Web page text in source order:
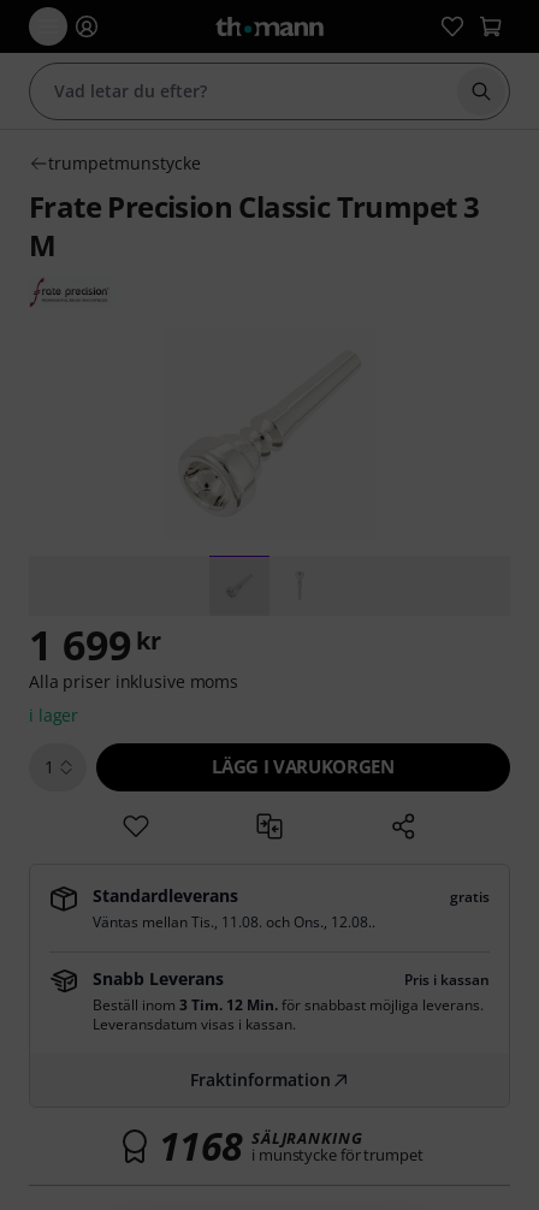
Börja
trumpetmunstycke
Frate Precision Classic Trumpet 3
M
1 699 kr
Alla priser inklusive moms
i lager
1 LÄGG I VARUKORGEN
Standardleverans
gratis
Väntas mellanTis., 11.08. och Ons., 12.08..
Snabb Leverans
Pris i kassan
Beställ inom 3 Tim. 12 Min.för snabbast möjliga leverans.
Leveransdatum visas i kassan.
Fraktinformation
1168 SÄLJRANKING
i munstycke för trumpet